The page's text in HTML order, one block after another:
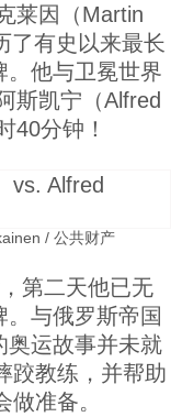
莱因（Martin
了有史以来最长
。他与卫冕世界
斯凯宁（Alfred
40分钟！
/ 公共财产
第二天他已无
与俄罗斯帝国
奥运故事并未就
跤教练，并帮助
准备。